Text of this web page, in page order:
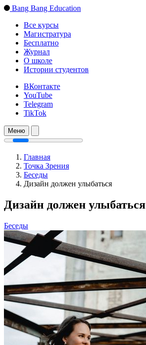
Bang Bang Education
Все курсы
Магистратура
Бесплатно
Журнал
О школе
Истории студентов
ВКонтакте
YouTube
Telegram
TikTok
Меню
Главная
Точка Зрения
Беседы
Дизайн должен улыбаться
Дизайн должен улыбаться
Беседы